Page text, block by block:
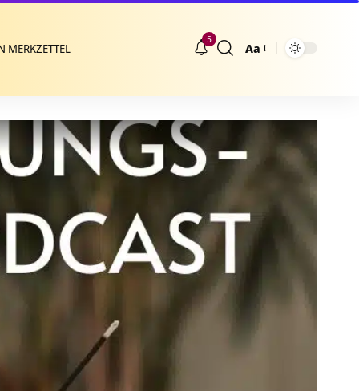
MERKZETTEL
5
Größenänderung
Aa